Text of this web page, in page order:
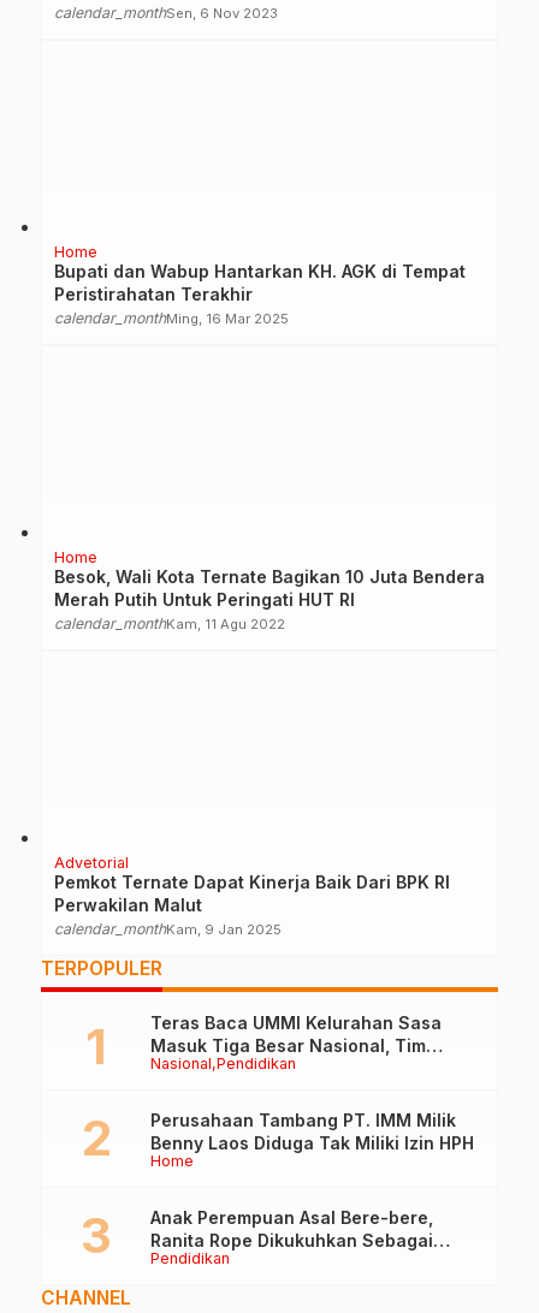
calendar_monthSen, 6 Nov 2023
Home
Bupati dan Wabup Hantarkan KH. AGK di Tempat
Peristirahatan Terakhir
calendar_monthMing, 16 Mar 2025
Home
Besok, Wali Kota Ternate Bagikan 10 Juta Bendera
Merah Putih Untuk Peringati HUT RI
calendar_monthKam, 11 Agu 2022
Advetorial
Pemkot Ternate Dapat Kinerja Baik Dari BPK RI
Perwakilan Malut
calendar_monthKam, 9 Jan 2025
TERPOPULER
Nasional Pendidikan
Teras Baca UMMI Kelurahan Sasa
Masuk Tiga Besar Nasional, Tim
Penilai Lakukan Visitasi di Ternate
Home
Perusahaan Tambang PT. IMM Milik
Benny Laos Diduga Tak Miliki Izin HPH
Pendidikan
Anak Perempuan Asal Bere-bere,
Ranita Rope Dikukuhkan Sebagai
Guru Besar dan Rektor Ummu
CHANNEL